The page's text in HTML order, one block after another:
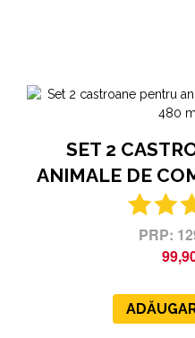
SET 2
ANIMALE DE